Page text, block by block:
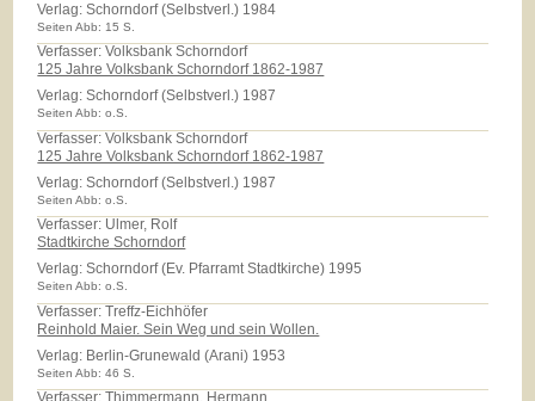
Verlag:Schorndorf (Selbstverl.) 1984
Seiten Abb: 15 S.
Verfasser: Volksbank Schorndorf
125 Jahre Volksbank Schorndorf 1862-1987
Verlag:Schorndorf (Selbstverl.) 1987
Seiten Abb: o.S.
Verfasser: Volksbank Schorndorf
125 Jahre Volksbank Schorndorf 1862-1987
Verlag:Schorndorf (Selbstverl.) 1987
Seiten Abb: o.S.
Verfasser: Ulmer, Rolf
Stadtkirche Schorndorf
Verlag:Schorndorf (Ev. Pfarramt Stadtkirche) 1995
Seiten Abb: o.S.
Verfasser: Treffz-Eichhöfer
Reinhold Maier. Sein Weg und sein Wollen.
Verlag: Berlin-Grunewald (Arani) 1953
Seiten Abb: 46 S.
Verfasser: Thimmermann, Hermann